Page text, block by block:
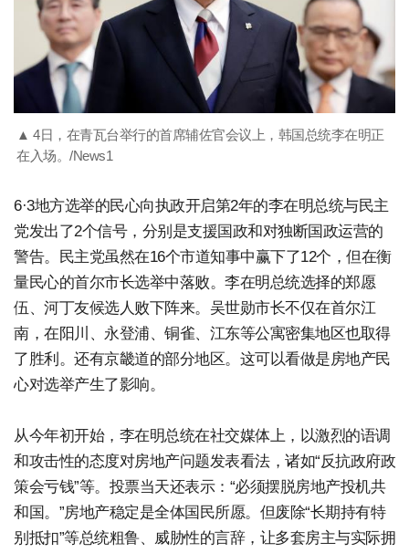
▲ 4日，在青瓦台举行的首席辅佐官会议上，韩国总统李在明正
在入场。/News1
6·3地方选举的民心向执政开启第2年的李在明总统与民主
党发出了2个信号，分别是支援国政和对独断国政运营的
警告。民主党虽然在16个市道知事中赢下了12个，但在衡
量民心的首尔市长选举中落败。李在明总统选择的郑愿
伍、河丁友候选人败下阵来。吴世勋市长不仅在首尔江
南，在阳川、永登浦、铜雀、江东等公寓密集地区也取得
了胜利。还有京畿道的部分地区。这可以看做是房地产民
心对选举产生了影响。
从今年初开始，李在明总统在社交媒体上，以激烈的语调
和攻击性的态度对房地产问题发表看法，诸如“反抗政府政
策会亏钱”等。投票当天还表示：“必须摆脱房地产投机共
和国。”房地产稳定是全体国民所愿。但废除“长期持有特
别抵扣”等总统粗鲁、威胁性的言辞，让多套房主与实际拥